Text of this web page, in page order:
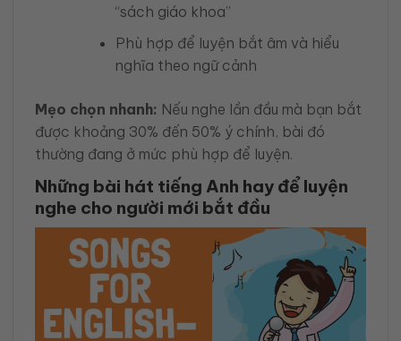
“sách giáo khoa”
Phù hợp để luyện bắt âm và hiểu
nghĩa theo ngữ cảnh
Mẹo chọn nhanh: Nếu nghe lần đầu mà bạn bắt
được khoảng 30% đến 50% ý chính, bài đó
thường đang ở mức phù hợp để luyện.
Những bài hát tiếng Anh hay để luyện
nghe cho người mới bắt đầu